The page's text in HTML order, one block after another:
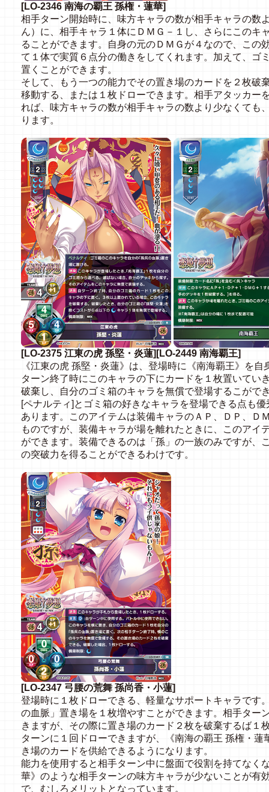
[LO-2346 南海の覇王 孫権・蓮華]
相手ターン開始時に、味方キャラの数が相手キャラの数
ん）に、相手キャラ１体にＤＭＧ－１し、さらにこのキ
ることができます。自身の元のＤＭＧが４なので、この
て１体で実質６点分の働きをしてくれます。加えて、ゴ
置くことができます。
そして、もう一つの能力でその置き場のカードを２枚破
移動する、または１枚ドローできます。相手アタッカー
れば、味方キャラの数が相手キャラの数より少なくても
ります。
[LO-2375 江東の虎 孫堅・炎蓮][LO-2449 南海覇王]
《江東の虎 孫堅・炎蓮》は、登場時に《南海覇王》を
ターン終了時にこのキャラの下にカードを１枚置いてい
破棄し、自分のゴミ箱のキャラを無償で登場するこがで
[ペナルティ]とゴミ箱の好きなキャラを登場できる点も
あります。このアイテムは装備キャラのＡＰ、ＤＰ、Ｄ
ものですが、装備キャラが場を離れたときに、このアイ
ができます。装備できるのは「孫」の一族のみですが、
の突破力を得ることができるわけです。
[LO-2347 弓腰の荒舞 孫尚香・小蓮]
登場時に１枚ドローできる、軽量なサポートキャラです
の血脈」置き場を１枚増やすことができます。相手ター
きますが、その際に置き場のカード２枚を破棄するば１
ターンに１回ドローできますが、《南海の覇王 孫権・
き場のカードを供給できるようになります。
能力を使用すると相手ターン中に盤面で役割を持てなく
華》のような相手ターンの味方キャラが少ないことが有
で、むしろメリットとなっています。